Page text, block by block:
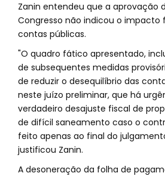
Zanin entendeu que a aprovação
Congresso não indicou o impacto
contas públicas.
"O quadro fático apresentado,
de subsequentes medidas
de reduzir o desequilíbrio das
neste juízo preliminar, que há
verdadeiro desajuste fiscal de
de difícil saneamento caso o
feito apenas ao final do
justificou Zanin.
A desoneração da folha de